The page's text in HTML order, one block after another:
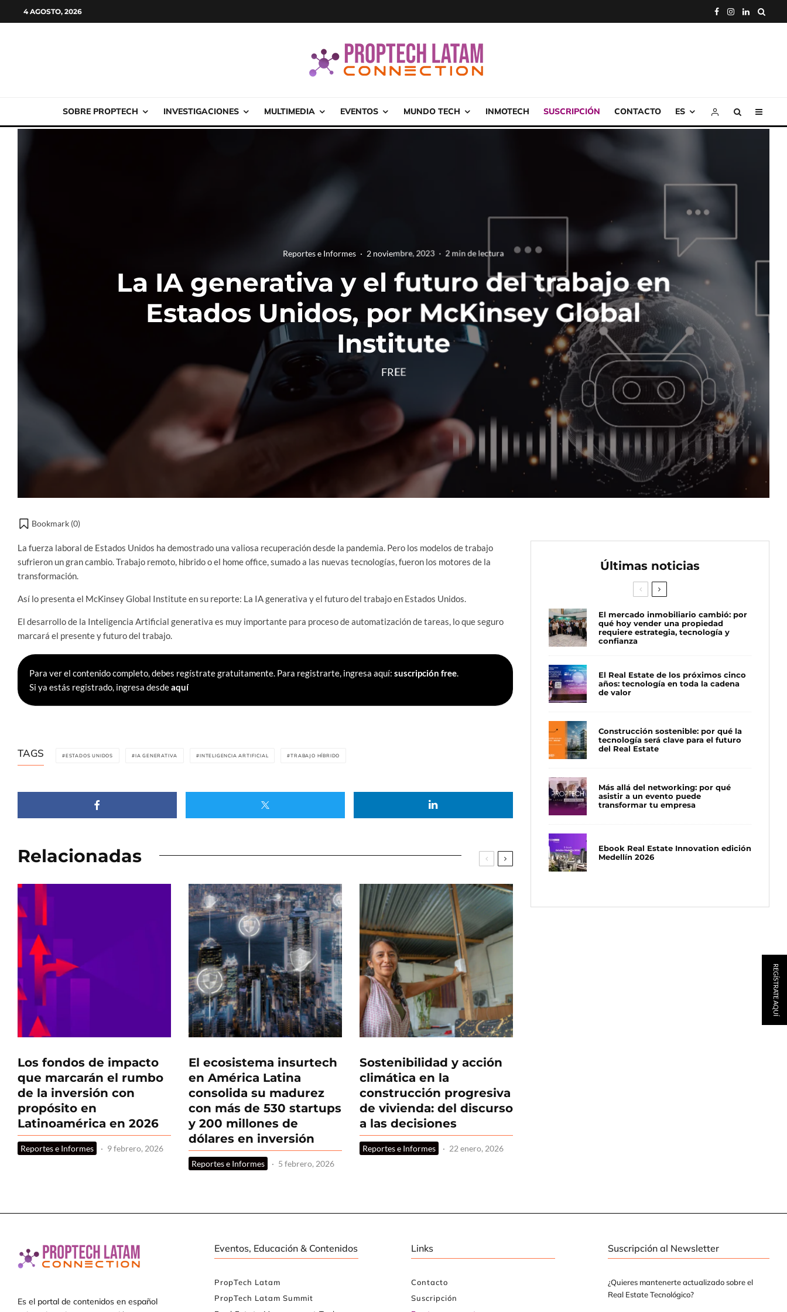
4 AGOSTO, 2026
SOBRE PROPTECH INVESTIGACIONES MULTIMEDIA EVENTOS MUNDO TECH INMOTECH SUSCRIPCIÓN CONTACTO ES
Reportes e Informes · 2 noviembre, 2023 · 2 min de lectura
La IA generativa y el futuro del trabajo en
Estados Unidos, por McKinsey Global
Institute
FREE
Bookmark (0)
La fuerza laboral de Estados Unidos ha demostrado una valiosa recuperación desde la pandemia. Pero los modelos de trabajo
sufrieron un gran cambio. Trabajo remoto, hibrido o el home office, sumado a las nuevas tecnologías, fueron los motores de la
transformación.
Así lo presenta el McKinsey Global Institute en su reporte: La IA generativa y el futuro del trabajo en Estados Unidos.
El desarrollo de la Inteligencia Artificial generativa es muy importante para proceso de automatización de tareas, lo que seguro
marcará el presente y futuro del trabajo.
Para ver el contenido completo, debes regístrate gratuitamente. Para registrarte, ingresa aquí: suscripción free.
Si ya estás registrado, ingresa desdeaquí
TAGS ESTADOS UNIDOS IA GENERATIVA INTELIGENCIA ARTIFICIAL TRABAJO HÍBRIDO
Relacionadas
Los fondos de impacto
que marcarán el rumbo
de la inversión con
propósito en
Latinoamérica en 2026
Reportes e Informes · 9 febrero, 2026
El ecosistema insurtech
en América Latina
consolida su madurez
con más de 530 startups
y 200 millones de
dólares en inversión
Reportes e Informes · 5 febrero, 2026
Sostenibilidad y acción
climática en la
construcción progresiva
de vivienda: del discurso
a las decisiones
Reportes e Informes · 22 enero, 2026
Últimas noticias
El mercado inmobiliario cambió: por
qué hoy vender una propiedad
requiere estrategia, tecnología y
confianza
El Real Estate de los próximos cinco
años: tecnología en toda la cadena
de valor
Construcción sostenible: por qué la
tecnología será clave para el futuro
del Real Estate
Más allá del networking: por qué
asistir a un evento puede
transformar tu empresa
Ebook Real Estate Innovation edición
Medellín 2026
Es el portal de contenidos en español
Eventos, Educación & Contenidos
PropTech Latam
PropTech Latam Summit
Links
Contacto
Suscripción
Suscripción al Newsletter
¿Quieres mantenerte actualizado sobre el
Real Estate Tecnológico?
REGÍSTRATE AQUÍ